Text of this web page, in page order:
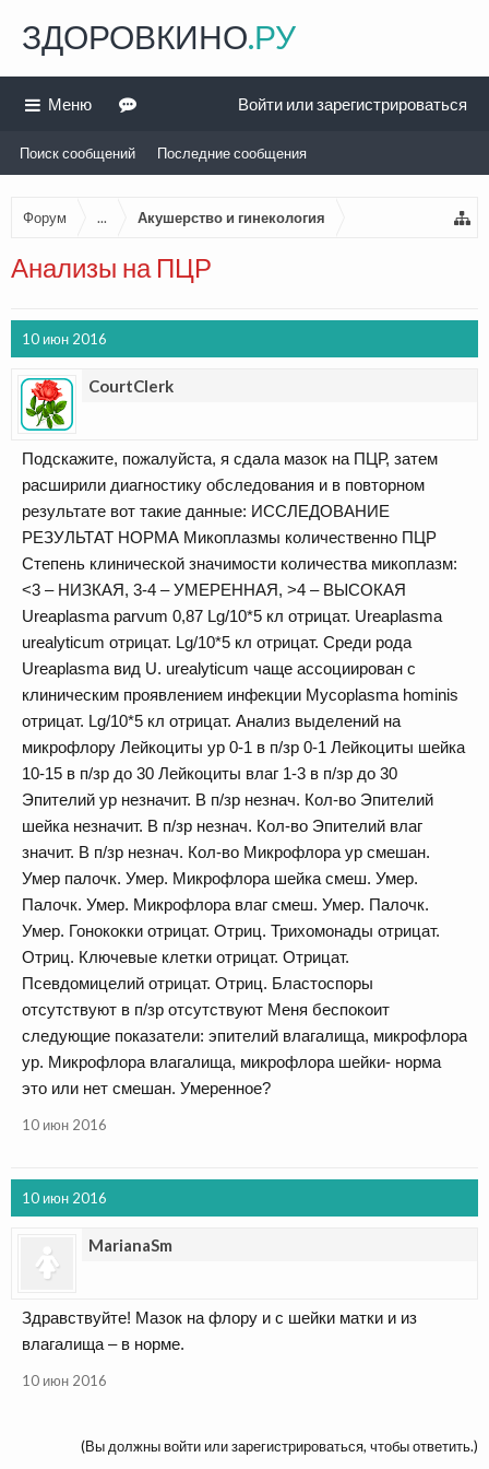
Форум ... Акушерство и гинекология
Анализы на ПЦР
10 июн 2016
CourtClerk
Подскажите, пожалуйста, я сдала мазок на ПЦР, затем
расширили диагностику обследования и в повторном
результате вот такие данные: ИССЛЕДОВАНИЕ
РЕЗУЛЬТАТ НОРМА Микоплазмы количественно ПЦР
Степень клинической значимости количества микоплазм:
<3 – НИЗКАЯ, 3-4 – УМЕРЕННАЯ, >4 – ВЫСОКАЯ
Ureaplasma parvum 0,87 Lg/10*5 кл отрицат. Ureaplasma
urealyticum отрицат. Lg/10*5 кл отрицат. Среди рода
Ureaplasma вид U. urealyticum чаще ассоциирован с
клиническим проявлением инфекции Mycoplasma hominis
отрицат. Lg/10*5 кл отрицат. Анализ выделений на
микрофлору Лейкоциты ур 0-1 в п/зр 0-1 Лейкоциты шейка
10-15 в п/зр до 30 Лейкоциты влаг 1-3 в п/зр до 30
Эпителий ур незначит. В п/зр незнач. Кол-во Эпителий
шейка незначит. В п/зр незнач. Кол-во Эпителий влаг
значит. В п/зр незнач. Кол-во Микрофлора ур смешан.
Умер палочк. Умер. Микрофлора шейка смеш. Умер.
Палочк. Умер. Микрофлора влаг смеш. Умер. Палочк.
Умер. Гонококки отрицат. Отриц. Трихомонады отрицат.
Отриц. Ключевые клетки отрицат. Отрицат.
Псевдомицелий отрицат. Отриц. Бластоспоры
отсутствуют в п/зр отсутствуют Меня беспокоит
следующие показатели: эпителий влагалища, микрофлора
ур. Микрофлора влагалища, микрофлора шейки- норма
это или нет смешан. Умеренное?
10 июн 2016
10 июн 2016
MarianaSm
Здравствуйте! Мазок на флору и с шейки матки и из
влагалища – в норме.
10 июн 2016
(Вы должны войти или зарегистрироваться, чтобы ответить.)
ЗДОРОВКИНО.РУ
Меню
Поиск сообщений Последние сообщения
Войти или зарегистрироваться